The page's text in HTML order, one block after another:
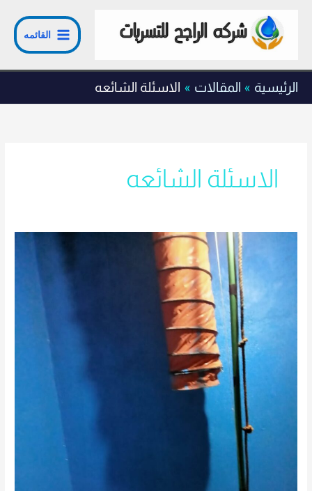
المحتوى
القائمه
الرئيسية المقالات الاسئلة الشائعه
الاسئلة الشائعه
بالرياض